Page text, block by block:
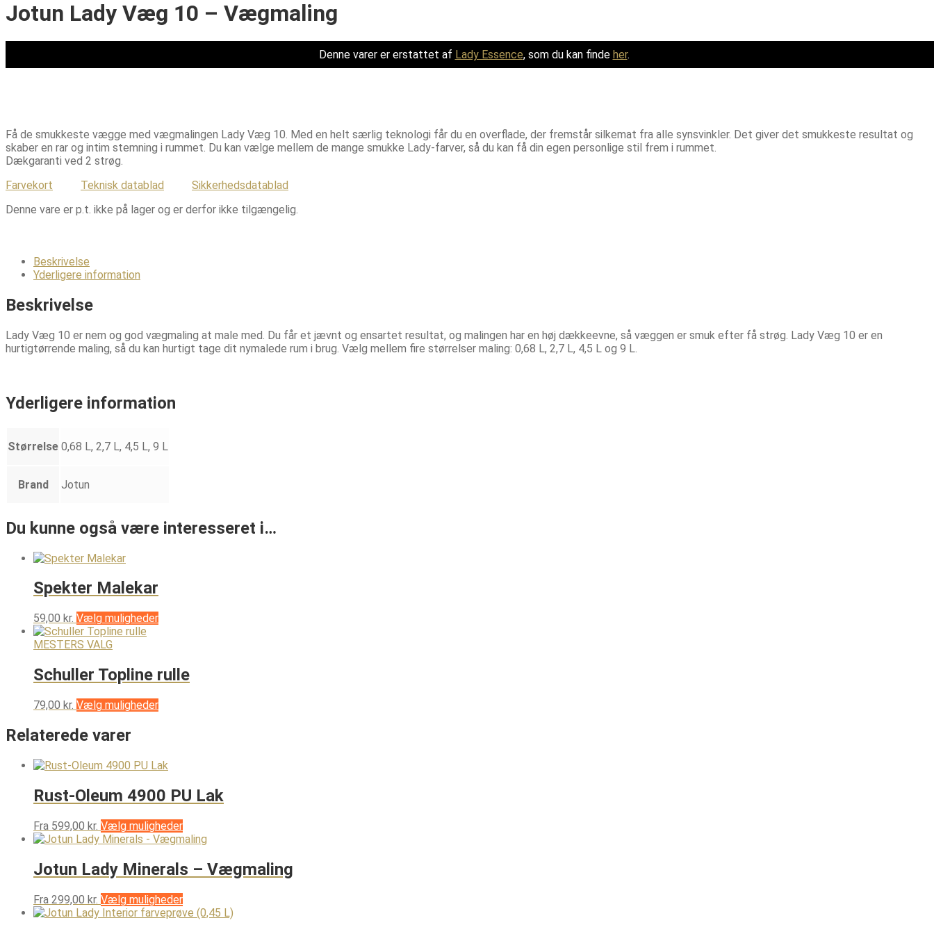
Jotun Lady Væg 10 – Vægmaling
Denne varer er erstattet af Lady Essence, som du kan finde her.
Få de smukkeste vægge med vægmalingen Lady Væg 10. Med en helt særlig teknologi får du en overflade, der fremstår silkemat fra alle synsvinkler. Det giver det smukkeste resultat og
skaber en rar og intim stemning i rummet. Du kan vælge mellem de mange smukke Lady-farver, så du kan få din egen personlige stil frem i rummet.
Dækgaranti ved 2 strøg.
Farvekort
Teknisk datablad
Sikkerhedsdatablad
Denne vare er p.t. ikke på lager og er derfor ikke tilgængelig.
Beskrivelse
Yderligere information
Beskrivelse
Lady Væg 10 er nem og god vægmaling at male med. Du får et jævnt og ensartet resultat, og malingen har en høj dækkeevne, så væggen er smuk efter få strøg. Lady Væg 10 er en
hurtigtørrende maling, så du kan hurtigt tage dit nymalede rum i brug. Vælg mellem fire størrelser maling: 0,68 L, 2,7 L, 4,5 L og 9 L.
Yderligere information
Størrelse 0,68 L, 2,7 L, 4,5 L, 9 L
Brand Jotun
Du kunne også være interesseret i…
Spekter Malekar
59,00 kr. Vælg mulighederDette
varianter.
Mulighederne
kan
vælges
MESTERS VALG
Schuller Topline rulle
79,00 kr. Vælg mulighederDette
Mulighederne
vælges
varesiden
Relaterede varer
Rust-Oleum 4900 PU Lak
Fra 599,00 kr. Vælg mulighederDette
vare
flere
varianter.
Mulighederne
kan
vælges
Jotun Lady Minerals – Vægmaling
Fra 299,00 kr. Vælg mulighederDette
vare